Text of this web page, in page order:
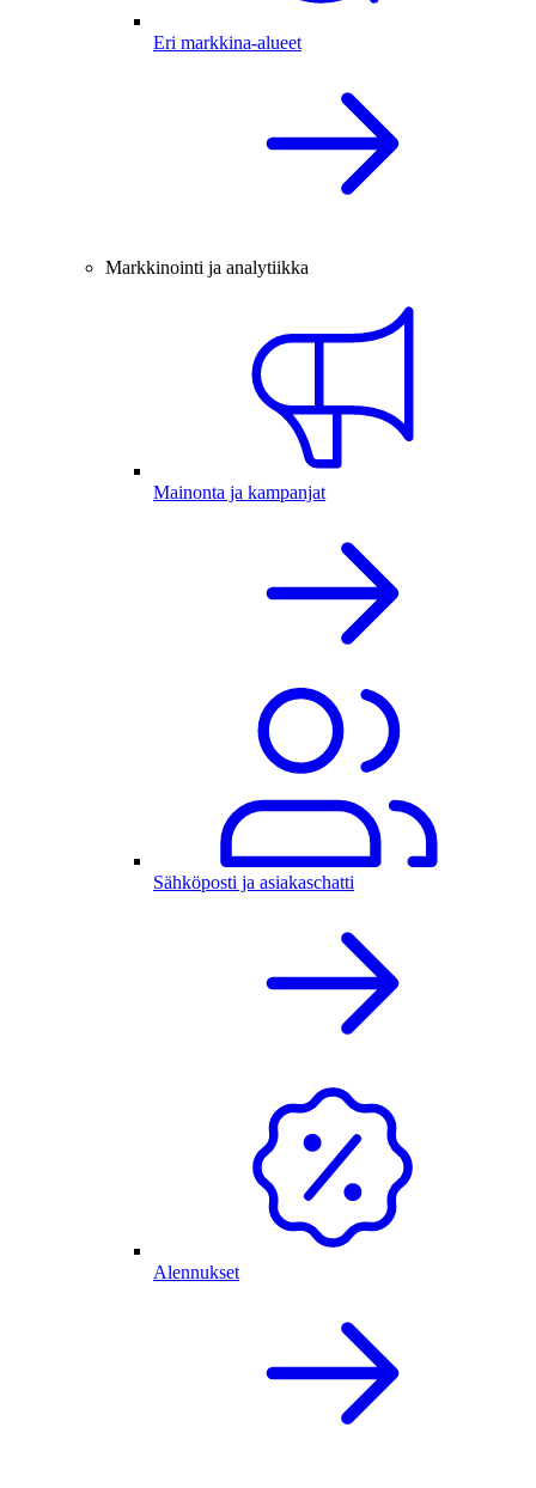
Eri markkina-alueet
Markkinointi ja analytiikka
Mainonta ja kampanjat
Sähköposti ja asiakaschatti
Alennukset